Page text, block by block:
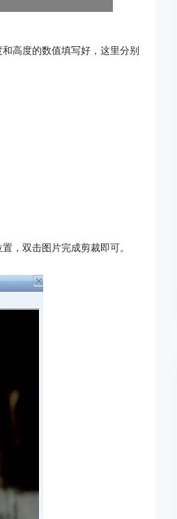
高度的数值填写好，这里分别
，双击图片完成剪裁即可。